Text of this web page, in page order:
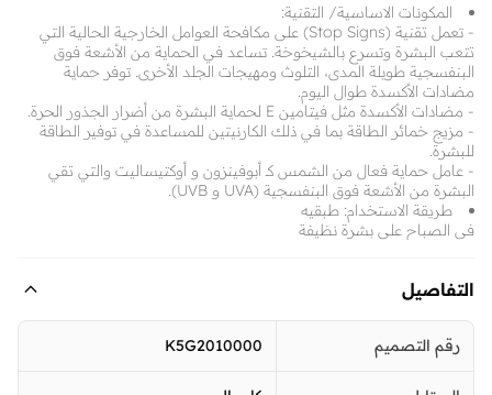
المكونات الاساسية/ التقنية:
- تعمل تقنية (Stop Signs) على مكافحة العوامل الخارجية الحالية التي
تتعب البشرة وتسرع بالشيخوخة. تساعد في الحماية من الأشعة فوق
البنفسجية طويلة المدى، التلوث ومهيجات الجلد الأخرى. توفر حماية
مضادات الأكسدة طوال اليوم.
- مضادات الأكسدة مثل فيتامين E لحماية البشرة من أضرار الجذور الحرة.
- مزيج خمائر الطاقة بما في ذلك الكارنيتين للمساعدة في توفير الطاقة
للبشرة.
- عامل حماية فعال من الشمس كـ أبوفينزون و أوكتيساليت والتي تقي
البشرة من الأشعة فوق البنفسجية (UVA و UVB).
طريقة الاستخدام: طبقيه
في الصباح على بشرة نظيفة
التفاصيل
رقم التصميم K5G2010000